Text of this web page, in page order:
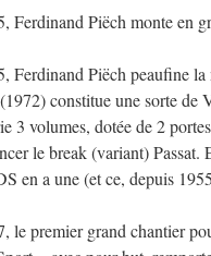
Ferdinand Piëch monte en
Ferdinand Piëch peaufine
constitue une sorte de
3 volumes, dotée de 2
le break (variant) Passat.
en a une (et ce, depuis
le premier grand chantier